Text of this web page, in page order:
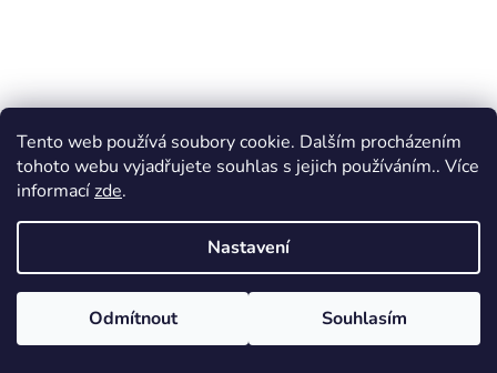
Tento web používá soubory cookie. Dalším procházením
tohoto webu vyjadřujete souhlas s jejich používáním.. Více
informacízde.
Nastavení
Odmítnout Souhlasím